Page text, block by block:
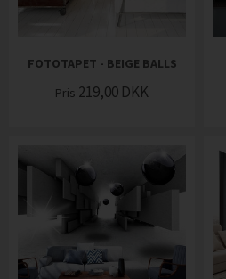
FOTOTAPET - BEIGE BALLS
Pris 219,00 DKK